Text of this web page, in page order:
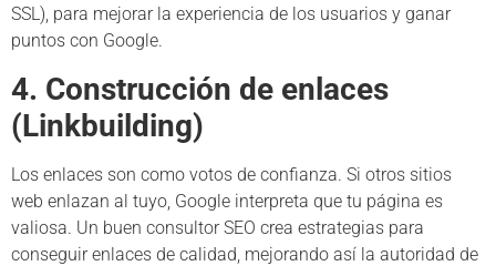
SSL), para mejorar la experiencia de los usuarios y ganar
puntos con Google.
4. Construcción de enlaces
(Linkbuilding)
Los enlaces son como votos de confianza. Si otros sitios
web enlazan al tuyo, Google interpreta que tu página es
valiosa. Un buen consultor SEO crea estrategias para
conseguir enlaces de calidad, mejorando así la autoridad de